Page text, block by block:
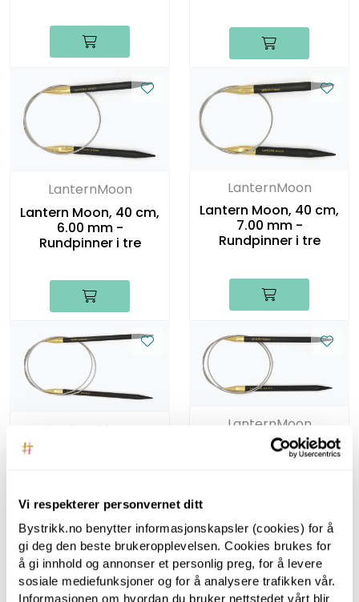
Vi respekterer personvernet ditt
Bystrikk.no benytter informasjonskapsler (cookies) for å
gi deg den beste brukeropplevelsen. Cookies brukes for
å gi innhold og annonser et personlig preg, for å levere
sosiale mediefunksjoner og for å analysere trafikken vår.
Informasjonen om hvordan du bruker nettstedet vårt blir
LanternMoon
Lantern Moon, 40 cm,
6.00 mm -
Rundpinner i tre
LanternMoon
Lantern Moon, 40 cm,
7.00 mm -
Rundpinner i tre
LanternMoon
Lantern Moon, 80 cm,
LanternMoon
Lantern Moon, 80 cm,
7.00 mm -